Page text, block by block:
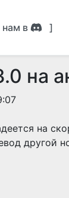
в ]
на
на
другой